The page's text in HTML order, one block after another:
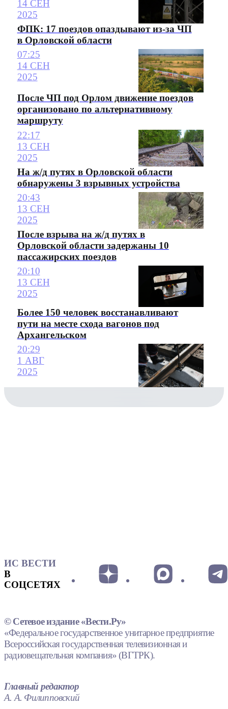
14 СЕН
2025
ФПК: 17 поездов опаздывают из-за ЧП
в Орловской области
07:25
14 СЕН
2025
После ЧП под Орлом движение поездов
организовано по альтернативному
маршруту
22:17
13 СЕН
2025
На ж/д путях в Орловской области
обнаружены 3 взрывных устройства
20:43
13 СЕН
2025
После взрыва на ж/д путях в
Орловской области задержаны 10
пассажирских поездов
20:10
13 СЕН
2025
Более 150 человек восстанавливают
пути на месте схода вагонов под
Архангельском
20:29
1 АВГ
2025
ИС ВЕСТИ
В
СОЦСЕТЯХ
© Сетевое издание «Вести.Ру»
«Федеральное государственное унитарное предприятие
Всероссийская государственная телевизионная и
радиовещательная компания» (ВГТРК).
Главный редактор
А. А. Филипповский